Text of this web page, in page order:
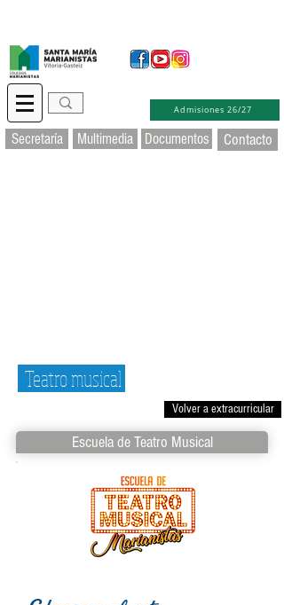
Admisiones 26/27
Secretaría Multimedia Documentos Contacto
Teatro musical
Volver a extracurricular
Escuela de Teatro Musical